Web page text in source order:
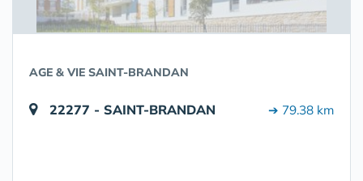
AGE & VIE SAINT-BRANDAN
22277 - SAINT-BRANDAN ➔ 79.38 km